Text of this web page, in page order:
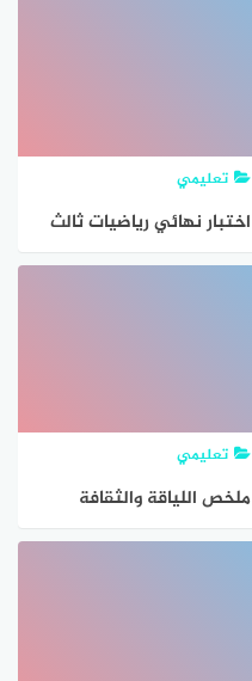
تعليمي
اختبار نهائي رياضيات ثالث
ثانوي مسارات الفصل الثاني
تعليمي
ملخص اللياقة والثقافة
الصحية ثاني ثانوي مسارات